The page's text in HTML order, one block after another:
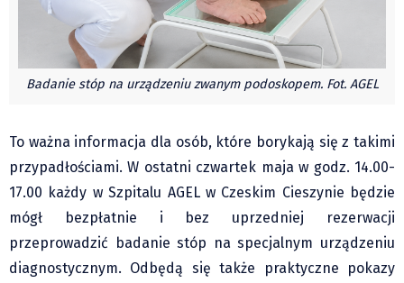
Podróże
Wywiady
Rodziny wielodzietne
Młodzi
Przedszkola
Szkoły podstawowe
Szkoły średnie
Studia
Klub Podróżnika ZA OKNEM
Badanie stóp na urządzeniu zwanym podoskopem. Fot. AGEL
To ważna informacja dla osób, które borykają się z takimi
przypadłościami. W ostatni czwartek maja w godz. 14.00-
17.00 każdy w Szpitalu AGEL w Czeskim Cieszynie będzie
mógł bezpłatnie i bez uprzedniej rezerwacji
przeprowadzić badanie stóp na specjalnym urządzeniu
diagnostycznym. Odbędą się także praktyczne pokazy